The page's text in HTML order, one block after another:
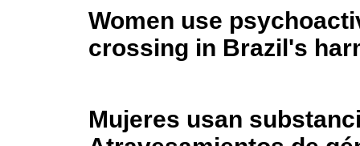
Women use
crossing in Brazil's
Mujeres usan